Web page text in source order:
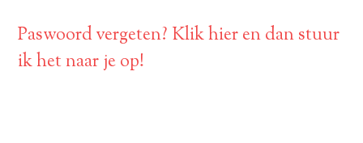
Paswoord vergeten? Klik hier en dan stuur
ik het naar je op!